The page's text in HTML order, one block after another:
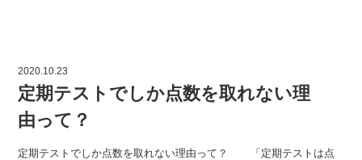
2020.10.23
定期テストでしか点数を取れない理
由って？
定期テストでしか点数を取れない理由って？ 「定期テストは点